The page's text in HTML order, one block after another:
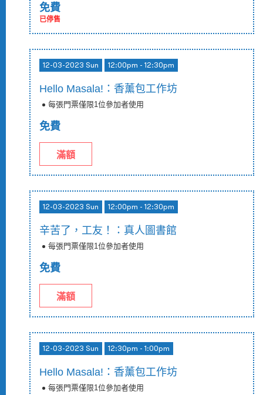
免費
已停售
12-03-2023 Sun 12:00pm - 12:30pm
Hello Masala!：香薰包工作坊
每張門票僅限1位參加者使用
免費
滿額
12-03-2023 Sun 12:00pm - 12:30pm
辛苦了，工友！：真人圖書館
每張門票僅限1位參加者使用
免費
滿額
12-03-2023 Sun 12:30pm - 1:00pm
Hello Masala!：香薰包工作坊
每張門票僅限1位參加者使用